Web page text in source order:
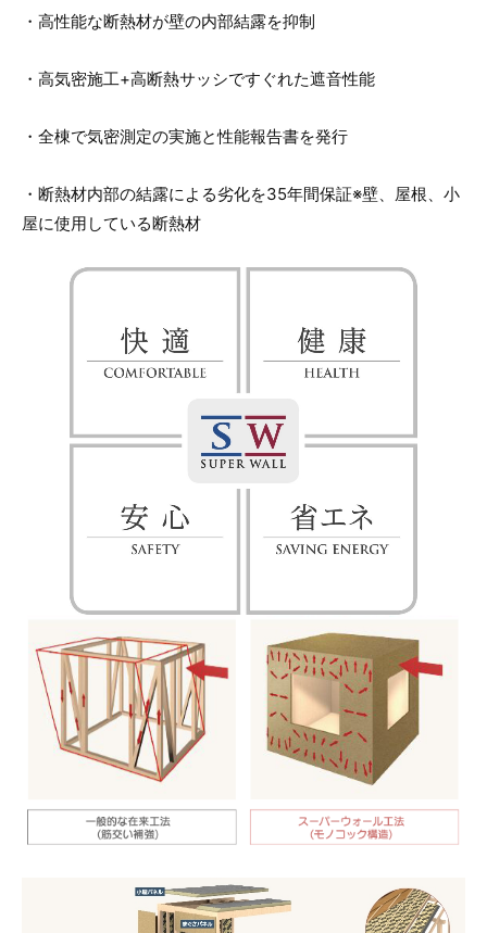
・高性能な断熱材が壁の内部結露を抑制
・高気密施工+高断熱サッシですぐれた遮音性能
・全棟で気密測定の実施と性能報告書を発行
・断熱材内部の結露による劣化を35年間保証※壁、屋根、小
屋に使用している断熱材